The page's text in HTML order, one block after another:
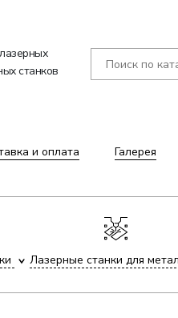
станков
и оплата Галерея
Лазерные станки для